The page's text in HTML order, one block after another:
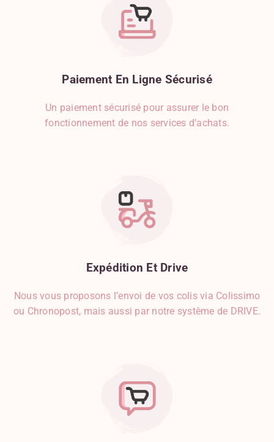
Paiement En Ligne Sécurisé
Un paiement sécurisé pour assurer le bon
fonctionnement de nos services d’achats.
Expédition Et Drive
Nous vous proposons l’envoi de vos colis via Colissimo
ou Chronopost, mais aussi par notre système de DRIVE.